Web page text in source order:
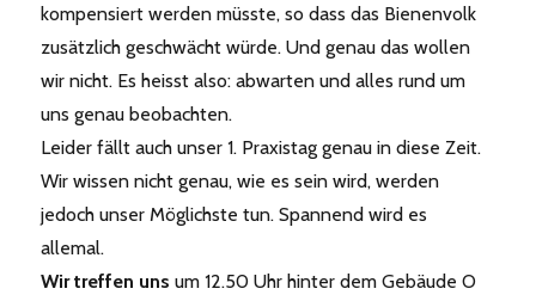
kompensiert werden müsste, so dass das Bienenvolk
zusätzlich geschwächt würde. Und genau das wollen
wir nicht. Es heisst also: abwarten und alles rund um
uns genau beobachten.
Leider fällt auch unser 1. Praxistag genau in diese Zeit.
Wir wissen nicht genau, wie es sein wird, werden
jedoch unser Möglichste tun. Spannend wird es
allemal.
Wir treffen uns um 12.50 Uhr hinter dem Gebäude O